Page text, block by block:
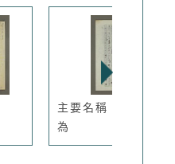
主要名稱：老灶爺難
為